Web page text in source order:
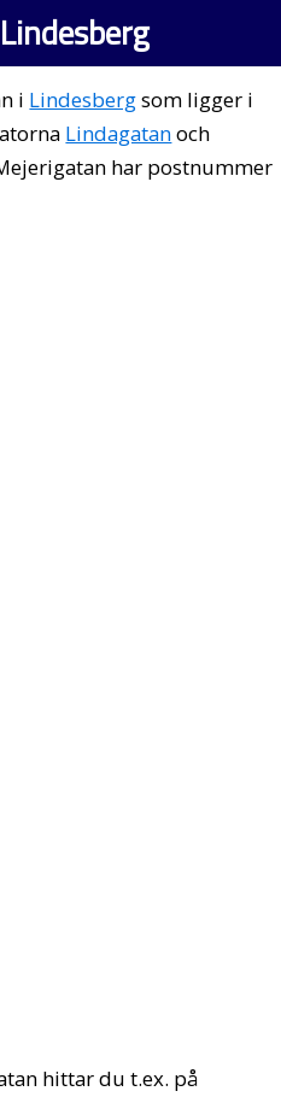
i Lindesbergsom ligger i
Lindagatanoch
har postnummer
hittar du t.ex. på